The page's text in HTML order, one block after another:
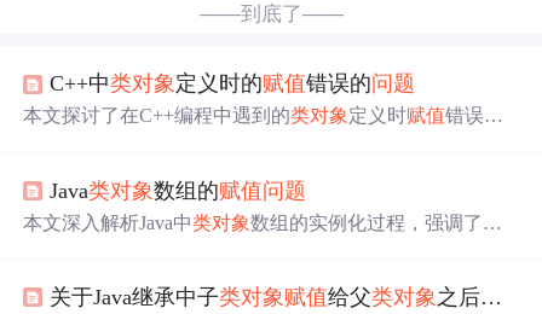
——到底了——
C++中类对象定义时的赋值错误的问题
本文探讨了在C++编程中遇到的类对象定义时赋值错误问
操作可能在处理复合对象时产生问题
对象指针或者重载赋值运算符来确保正确赋值 。
Java类对象数组的赋值问题
本文深入解析Java中类对象数组的实例化过程，强调了在
帮助读者理解为何在Java中需要二次new。
关于Java继承中子类对象 赋值给父类对象 之后类型